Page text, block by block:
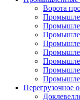
Ворота
Перегрузочное